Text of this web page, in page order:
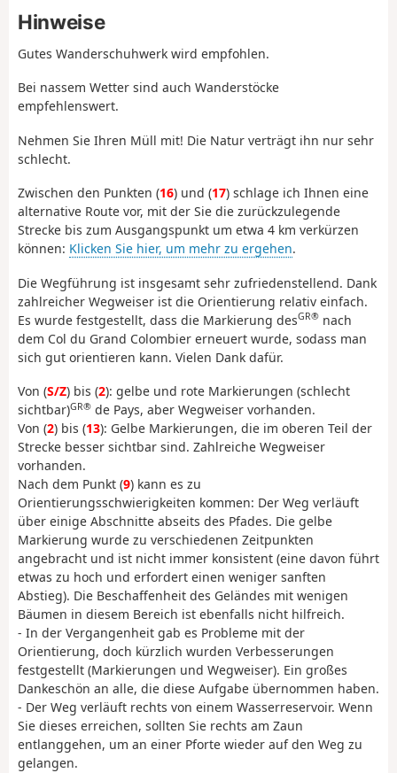
Hinweise
Gutes Wanderschuhwerk wird empfohlen.
Bei nassem Wetter sind auch Wanderstöcke
empfehlenswert.
Nehmen Sie Ihren Müll mit! Die Natur verträgt ihn nur sehr
schlecht.
Zwischen den Punkten (16) und (17) schlage ich Ihnen eine
alternative Route vor, mit der Sie die zurückzulegende
Strecke bis zum Ausgangspunkt um etwa 4 km verkürzen
können: Klicken Sie hier, um mehr zu ergehen.
Die Wegführung ist insgesamt sehr zufriedenstellend. Dank
zahlreicher Wegweiser ist die Orientierung relativ einfach.
Es wurde festgestellt, dass die Markierung desGR® nach
dem Col du Grand Colombier erneuert wurde, sodass man
sich gut orientieren kann. Vielen Dank dafür.
Von (S/Z) bis (2): gelbe und rote Markierungen (schlecht
sichtbar)GR® de Pays, aber Wegweiser vorhanden.
Von (2) bis (13): Gelbe Markierungen, die im oberen Teil der
Strecke besser sichtbar sind. Zahlreiche Wegweiser
vorhanden.
Nach dem Punkt (9) kann es zu
Orientierungsschwierigkeiten kommen: Der Weg verläuft
über einige Abschnitte abseits des Pfades. Die gelbe
Markierung wurde zu verschiedenen Zeitpunkten
angebracht und ist nicht immer konsistent (eine davon führt
etwas zu hoch und erfordert einen weniger sanften
Abstieg). Die Beschaffenheit des Geländes mit wenigen
Bäumen in diesem Bereich ist ebenfalls nicht hilfreich.
- In der Vergangenheit gab es Probleme mit der
Orientierung, doch kürzlich wurden Verbesserungen
festgestellt (Markierungen und Wegweiser). Ein großes
Dankeschön an alle, die diese Aufgabe übernommen haben.
- Der Weg verläuft rechts von einem Wasserreservoir. Wenn
Sie dieses erreichen, sollten Sie rechts am Zaun
entlanggehen, um an einer Pforte wieder auf den Weg zu
gelangen.